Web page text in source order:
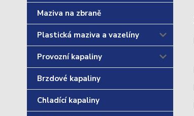
Maziva na zbraně
Plastická maziva a vazelíny
Provozní kapaliny
Brzdové kapaliny
Chladící kapaliny